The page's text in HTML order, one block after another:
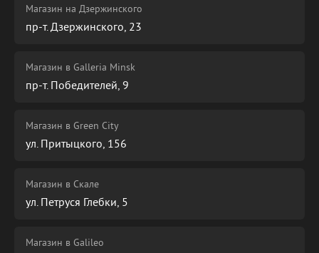
Магазин на Дзержинского
пр-т. Дзержинского, 23
Магазин в Galleria Minsk
пр-т. Победителей, 9
Магазин в Green City
ул. Притыцкого, 156
Магазин в Скале
ул. Петруся Глебки, 5
Магазин в Galileo